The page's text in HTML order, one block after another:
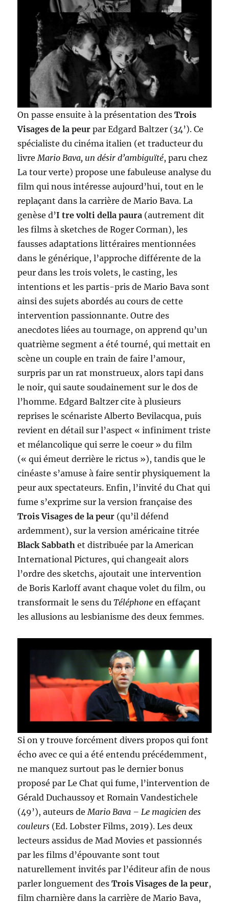
On passe ensuite à la présentation desTrois
Visages de la peur par Edgard Baltzer (34’). Ce
spécialiste du cinéma italien (et traducteur du
livre Mario Bava, un désir d’ambiguïté, paru chez
La tour verte) propose une fabuleuse analyse du
film qui nous intéresse aujourd’hui, tout en le
replaçant dans la carrière de Mario Bava. La
genèse d’I tre volti della paura (autrement dit
les films à sketches de Roger Corman), les
fausses adaptations littéraires mentionnées
dans le générique, l’approche différente de la
peur dans les trois volets, le casting, les
intentions et les partis-pris de Mario Bava sont
ainsi des sujets abordés au cours de cette
intervention passionnante. Outre des
anecdotes liées au tournage, on apprend qu’un
quatrième segment a été tourné, qui mettait en
scène un couple en train de faire l’amour,
surpris par un rat monstrueux, alors tapi dans
le noir, qui saute soudainement sur le dos de
l’homme. Edgard Baltzer cite à plusieurs
reprises le scénariste Alberto Bevilacqua, puis
revient en détail sur l’aspect « infiniment triste
et mélancolique qui serre le coeur » du film
(« qui émeut derrière le rictus »), tandis que le
cinéaste s’amuse à faire sentir physiquement la
peur aux spectateurs. Enfin, l’invité du Chat qui
fume s’exprime sur la version française des
Trois Visages de la peur (qu’il défend
ardemment), sur la version américaine titrée
Black Sabbathet distribuée par la American
International Pictures, qui changeait alors
l’ordre des sketchs, ajoutait une intervention
de Boris Karloff avant chaque volet du film, ou
transformait le sens duTéléphone en effaçant
les allusions au lesbianisme des deux femmes.
Si on y trouve forcément divers propos qui font
écho avec ce qui a été entendu précédemment,
ne manquez surtout pas le dernier bonus
proposé par Le Chat qui fume, l’intervention de
Gérald Duchaussoy et Romain Vandestichele
(49’), auteurs deMario Bava – Le magicien des
couleurs (Ed. Lobster Films, 2019). Les deux
lecteurs assidus de Mad Movies et passionnés
par les films d’épouvante sont tout
naturellement invités par l’éditeur afin de nous
parler longuement desTrois Visages de la peur,
film charnière dans la carrière de Mario Bava,